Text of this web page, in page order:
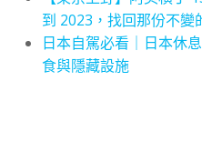
到 2023，找回那份不變
日本自駕必看｜日本休
食與隱藏設施